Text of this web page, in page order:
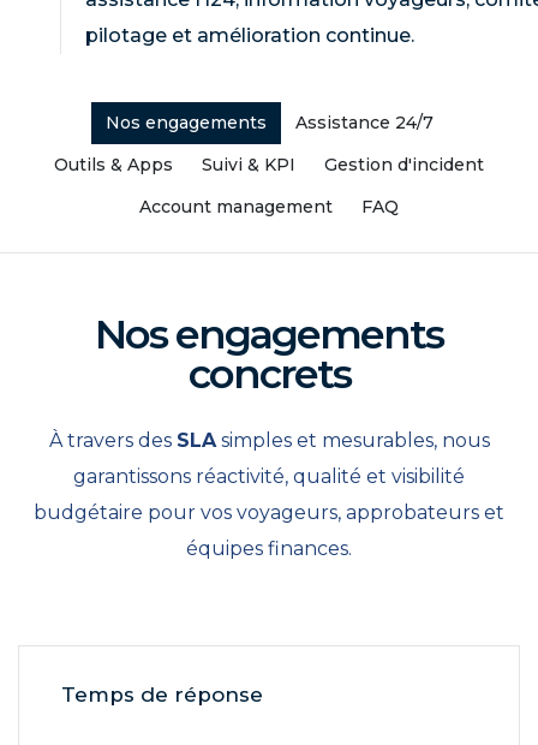
pilotage et amélioration continue.
Nos engagements
Assistance 24/7
Outils & Apps
Suivi & KPI
Gestion d'incident
Account management
FAQ
Nos engagements
concrets
À travers des SLAsimples et mesurables, nous
garantissons réactivité, qualité et visibilité
budgétaire pour vos voyageurs, approbateurs et
équipes finances.
Temps de réponse